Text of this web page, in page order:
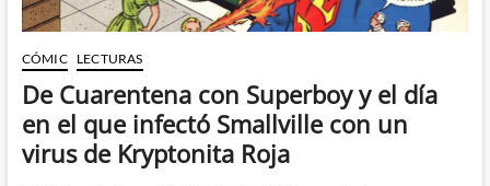
CÓMIC LECTURAS
De Cuarentena con Superboy y el día
en el que infectó Smallville con un
virus de Kryptonita Roja